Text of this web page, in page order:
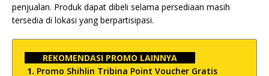
penjualan. Produk dapat dibeli selama persediaan masih
tersedia di lokasi yang berpartisipasi.
REKOMENDASI PROMO LAINNYA
Promo Shihlin Tribina Point Voucher Gratis